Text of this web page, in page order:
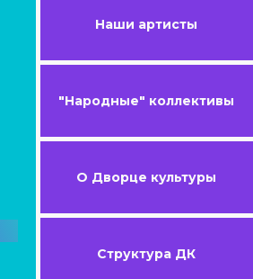
Наши артисты
"Народные" коллективы
О Дворце культуры
Структура ДК